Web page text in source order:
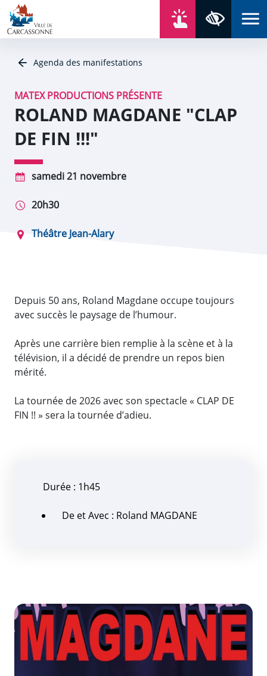
Aller au contenu
Aller au menu
Aller au plan du site
Aller à la recherche
Agenda des manifestations
MATEX PRODUCTIONS PRÉSENTE
ROLAND MAGDANE "CLAP
DE FIN !!!"
samedi 21 novembre
20h30
Théâtre Jean-Alary
Depuis 50 ans, Roland Magdane occupe toujours
avec succès le paysage de l’humour.
Après une carrière bien remplie à la scène et à la
télévision, il a décidé de prendre un repos bien
mérité.
La tournée de 2026 avec son spectacle « CLAP DE
FIN !! » sera la tournée d’adieu.
Durée : 1h45
De et Avec : Roland MAGDANE
Zoom de l'image
Panneau de gestion des cookies